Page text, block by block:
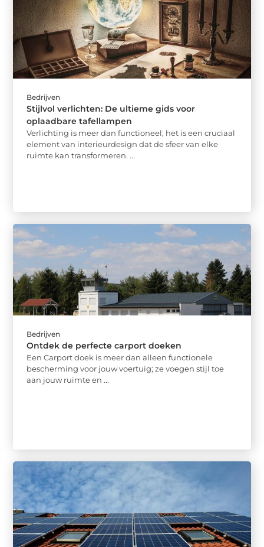
Bedrijven
Stijlvol verlichten: De ultieme gids voor
oplaadbare tafellampen
Verlichting is meer dan functioneel; het is een cruciaal
element van interieurdesign dat de sfeer van elke
ruimte kan transformeren. ...
Bedrijven
Ontdek de perfecte carport doeken
Een Carport doek is meer dan alleen functionele
bescherming voor jouw voertuig; ze voegen stijl toe
aan jouw ruimte en ...